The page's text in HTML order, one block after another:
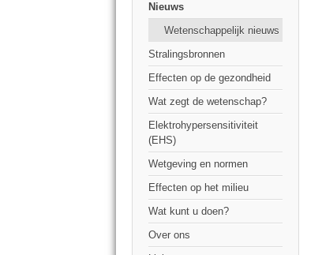
Nieuws
Wetenschappelijk nieuws
Stralingsbronnen
Effecten op de gezondheid
Wat zegt de wetenschap?
Elektrohypersensitiviteit
(EHS)
Wetgeving en normen
Effecten op het milieu
Wat kunt u doen?
Over ons